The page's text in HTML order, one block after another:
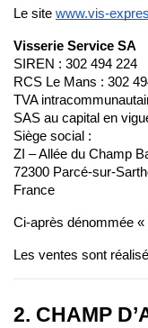
Le site www.vis-
Visserie Service SA
SIREN : 302 494 224
RCS Le Mans : 302
TVA
SAS au capital en
Siège social :
ZI – Allée du Champ
72300 Parcé-sur-
France
Ci-après dénommée
Les ventes sont
2. CHAMP